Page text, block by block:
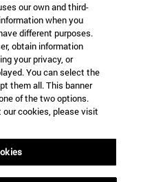
our own and third-
when you
different purposes.
obtain information
your privacy, or
You can select the
them all. This banner
of the two options.
cookies, please visit